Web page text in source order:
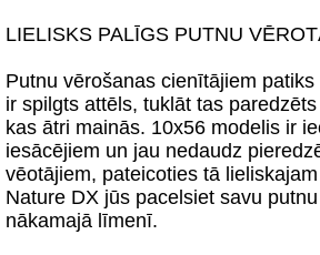
LIELISKS PALĪGS PUTNU
Putnu vērošanas cienītājiem
ir spilgts attēls, tuklāt tas
kas ātri mainās. 10x56 modelis ir
iesācējiem un jau nedaudz
vēotājiem, pateicoties tā
Nature DX jūs pacelsiet savu
nākamajā līmenī.